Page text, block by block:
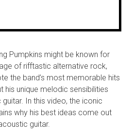
Pumpkins might be known for
of rifftastic alternative rock,
the band’s most memorable hits
his unique melodic sensibilities
In this video, the iconic
why his best ideas come out
guitar.